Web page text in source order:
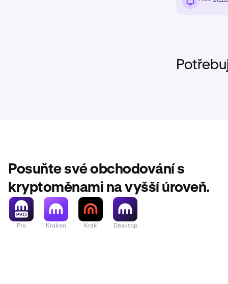
Posuňte své obchodování s
kryptoměnami na vyšší úroveň.
Pro Kraken Krak Desktop